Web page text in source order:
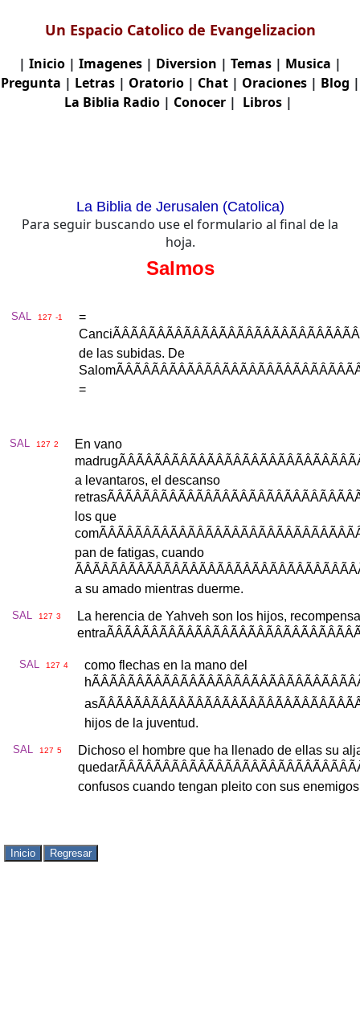
Un Espacio Catolico de Evangelizacion
| Inicio | Imagenes | Diversion | Temas | Musica |
Pregunta | Letras| Oratorio| Chat| Oraciones| Blog |
La Biblia Radio | Conocer | Libros |
La Biblia de Jerusalen (Catolica)
Para seguir buscando use el formulario al final de la
hoja.
Salmos
SAL 127 -1
=
Canci
de las subidas. De
Salom
=
SAL 127 2 En vano
madrug
a levantaros, el descanso
retras
los que
com
pan de fatigas, cuando
a su amado mientras duerme.
SAL 127 3 La herencia de Yahveh son los hijos, recompensa
entra
SAL 127 4 como flechas en la mano del
h
as
hijos de la juventud.
SAL 127 5 Dichoso el hombre que ha llenado de ellas su
quedar
confusos cuando tengan pleito con sus enemigos